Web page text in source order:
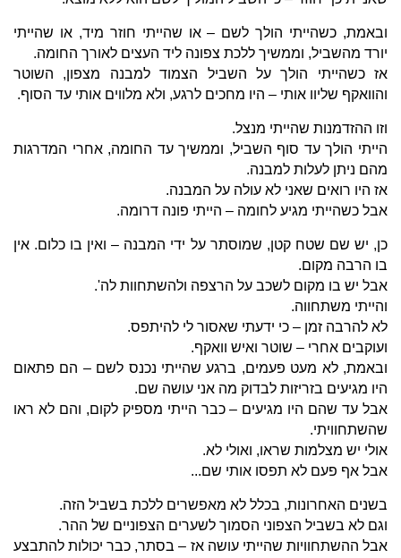
ובאמת, כשהייתי הולך לשם – או שהייתי חוזר מיד, או שהייתי
יורד מהשביל, וממשיך ללכת צפונה ליד העצים לאורך החומה.
אז כשהייתי הולך על השביל הצמוד למבנה מצפון, השוטר
והוואקף שליוו אותי – היו מחכים לרגע, ולא מלווים אותי עד הסוף.
וזו ההזדמנות שהייתי מנצל.
הייתי הולך עד סוף השביל, וממשיך עד החומה, אחרי המדרגות
מהם ניתן לעלות למבנה.
אז היו רואים שאני לא עולה על המבנה.
אבל כשהייתי מגיע לחומה – הייתי פונה דרומה.
כן, יש שם שטח קטן, שמוסתר על ידי המבנה – ואין בו כלום. אין
בו הרבה מקום.
אבל יש בו מקום לשכב על הרצפה ולהשתחוות לה'.
והייתי משתחווה.
לא להרבה זמן – כי ידעתי שאסור לי להיתפס.
ועוקבים אחרי – שוטר ואיש וואקף.
ובאמת, לא מעט פעמים, ברגע שהייתי נכנס לשם – הם פתאום
היו מגיעים בזריזות לבדוק מה אני עושה שם.
אבל עד שהם היו מגיעים – כבר הייתי מספיק לקום, והם לא ראו
שהשתחוויתי.
אולי יש מצלמות שראו, ואולי לא.
אבל אף פעם לא תפסו אותי שם...
בשנים האחרונות, בכלל לא מאפשרים ללכת בשביל הזה.
וגם לא בשביל הצפוני הסמוך לשערים הצפוניים של ההר.
אבל ההשתחוויות שהייתי עושה אז – בסתר, כבר יכולות להתבצע